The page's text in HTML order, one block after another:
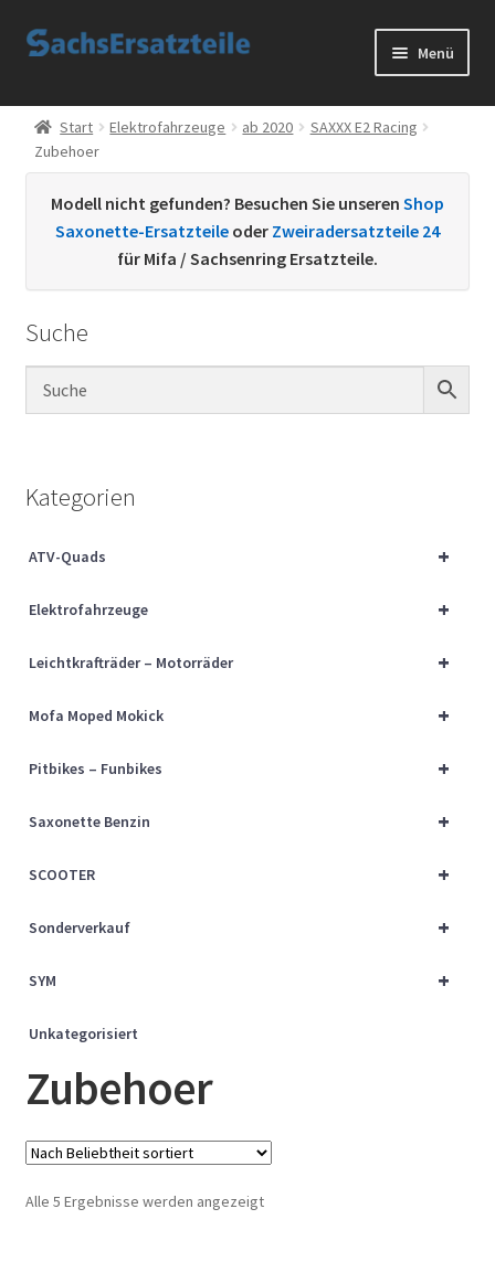
Zur
Zum
Menü
Start
AGB
Datenschutzerklärung
Kontakt
Sachs Ersatzteile
Über uns
Start Elektrofahrzeuge ab 2020
SAXXX E2 Racing
Zubehoer
Modell nicht gefunden? Besuchen Sie unseren Shop
Saxonette-Ersatzteile oder Zweiradersatzteile 24
für Mifa / Sachsenring Ersatzteile.
Suche
Kategorien
+
ATV-Quads
+
Elektrofahrzeuge
+
Leichtkrafträder – Motorräder
+
Mofa Moped Mokick
+
Pitbikes – Funbikes
+
Saxonette Benzin
+
SCOOTER
+
Sonderverkauf
+
SYM
Unkategorisiert
Zubehoer
Alle 5 Ergebnisse werden angezeigtNach